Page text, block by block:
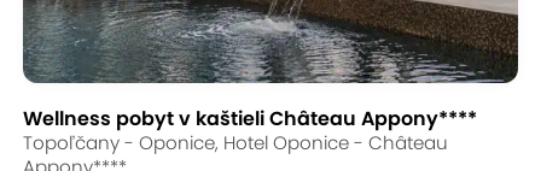
Wellness pobyt v kaštieli Château Appony****
Topoľčany - Oponice, Hotel Oponice - Château